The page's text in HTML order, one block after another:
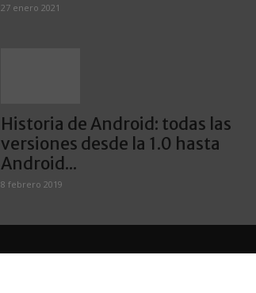
27 enero 2021
Historia de Android: todas las
versiones desde la 1.0 hasta
Android...
8 febrero 2019